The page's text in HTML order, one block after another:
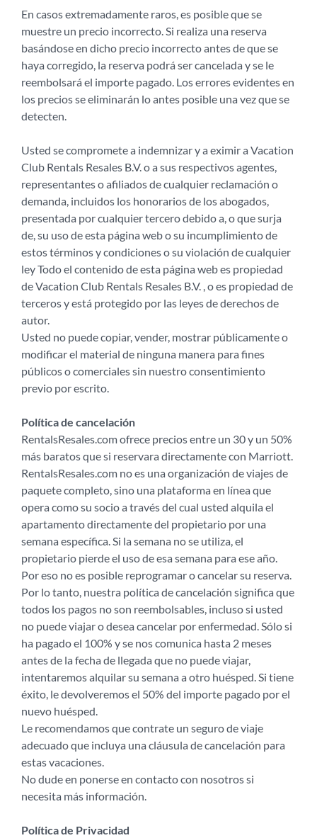
En casos extremadamente raros, es posible que se
muestre un precio incorrecto. Si realiza una reserva
basándose en dicho precio incorrecto antes de que se
haya corregido, la reserva podrá ser cancelada y se le
reembolsará el importe pagado. Los errores evidentes en
los precios se eliminarán lo antes posible una vez que se
detecten.
Usted se compromete a indemnizar y a eximir a Vacation
Club Rentals Resales B.V. o a sus respectivos agentes,
representantes o afiliados de cualquier reclamación o
demanda, incluidos los honorarios de los abogados,
presentada por cualquier tercero debido a, o que surja
de, su uso de esta página web o su incumplimiento de
estos términos y condiciones o su violación de cualquier
ley Todo el contenido de esta página web es propiedad
de Vacation Club Rentals Resales B.V. , o es propiedad de
terceros y está protegido por las leyes de derechos de
autor.
Usted no puede copiar, vender, mostrar públicamente o
modificar el material de ninguna manera para fines
públicos o comerciales sin nuestro consentimiento
previo por escrito.
Política de cancelación
RentalsResales.com ofrece precios entre un 30 y un 50%
más baratos que si reservara directamente con Marriott.
RentalsResales.com no es una organización de viajes de
paquete completo, sino una plataforma en línea que
opera como su socio a través del cual usted alquila el
apartamento directamente del propietario por una
semana específica. Si la semana no se utiliza, el
propietario pierde el uso de esa semana para ese año.
Por eso no es posible reprogramar o cancelar su reserva.
Por lo tanto, nuestra política de cancelación significa que
todos los pagos no son reembolsables, incluso si usted
no puede viajar o desea cancelar por enfermedad. Sólo si
ha pagado el 100% y se nos comunica hasta 2 meses
antes de la fecha de llegada que no puede viajar,
intentaremos alquilar su semana a otro huésped. Si tiene
éxito, le devolveremos el 50% del importe pagado por el
nuevo huésped.
Le recomendamos que contrate un seguro de viaje
adecuado que incluya una cláusula de cancelación para
estas vacaciones.
No dude en ponerse en contacto con nosotros si
necesita más información.
Política de Privacidad